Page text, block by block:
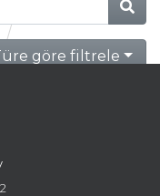
göre filtrele